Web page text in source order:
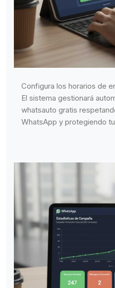
Configura los horarios de
El sistema gestionará
whatsauto gratis
WhatsApp y protegiendo